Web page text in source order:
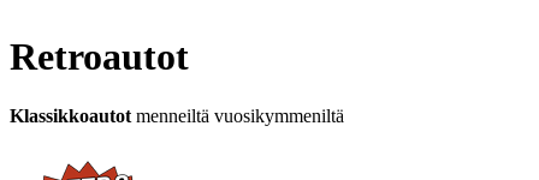
Retroautot
Klassikkoautot menneiltä vuosikymmeniltä